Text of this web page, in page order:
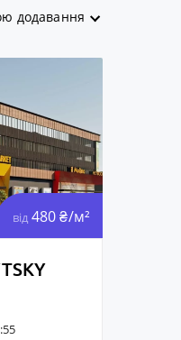
додавання
від 480 ₴/м²